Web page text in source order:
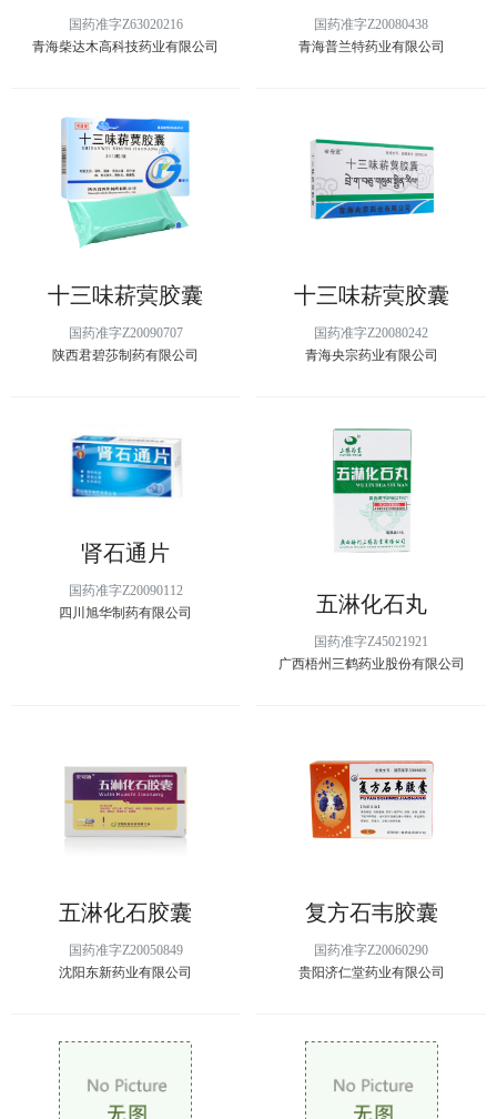
国药准字Z63020216
青海柴达木高科技药业有限公司
国药准字Z20080438
青海普兰特药业有限公司
十三味菥蓂胶囊
国药准字Z20090707
陕西君碧莎制药有限公司
十三味菥蓂胶囊
国药准字Z20080242
青海央宗药业有限公司
肾石通片
国药准字Z20090112
四川旭华制药有限公司
五淋化石丸
国药准字Z45021921
广西梧州三鹤药业股份有限公司
五淋化石胶囊
国药准字Z20050849
沈阳东新药业有限公司
复方石韦胶囊
国药准字Z20060290
贵阳济仁堂药业有限公司